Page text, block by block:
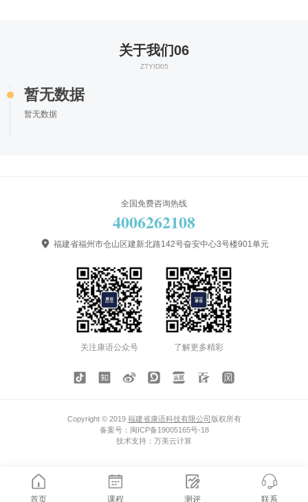
关于我们06
ZTYID05
暂无数据
暂无数据
全国免费咨询热线
4006262108
 福建省福州市仓山区建新北路142号奋安中心3号楼901单元
关注康语公众号 了解更多精彩
首页 课程 测评 联系
Copyright © 2019 福建省康语科技有限公司 版权所有
备案号： 闽ICP备19005165号-18
技术支持： 万美云计算